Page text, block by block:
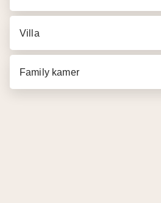
Villa
Family kamer